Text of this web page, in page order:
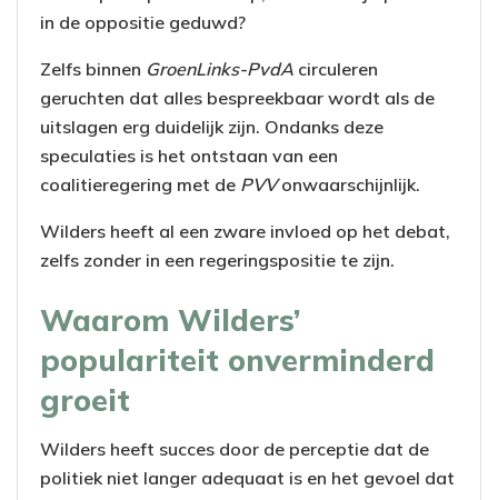
in de oppositie geduwd?
Zelfs binnen GroenLinks-PvdA circuleren
geruchten dat alles bespreekbaar wordt als de
uitslagen erg duidelijk zijn. Ondanks deze
speculaties is het ontstaan van een
coalitieregering met de PVVonwaarschijnlijk.
Wilders heeft al een zware invloed op het debat,
zelfs zonder in een regeringspositie te zijn.
Waarom Wilders’
populariteit onverminderd
groeit
Wilders heeft succes door de perceptie dat de
politiek niet langer adequaat is en het gevoel dat